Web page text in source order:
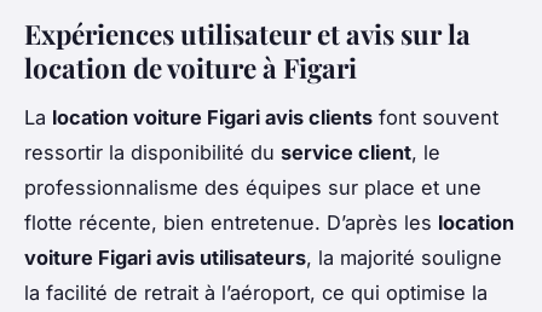
Expériences utilisateur et avis sur la
location de voiture à Figari
La location voiture Figari avis clients font souvent
ressortir la disponibilité du service client, le
professionnalisme des équipes sur place et une
flotte récente, bien entretenue. D’après les location
voiture Figari avis utilisateurs, la majorité souligne
la facilité de retrait à l’aéroport, ce qui optimise la